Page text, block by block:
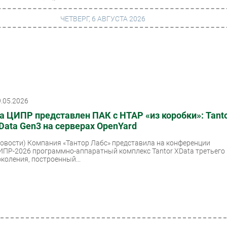
Инновации
CIO/Управление ИТ
Гаджеты
ЧЕТВЕРГ, 6 АВГУСТА 2026
ЦИПР представлен ПАК с HTAP «из коробки»:
Gen3 на серверах OpenYard
Компания «Тантор Лабс» представила на конференции
2026 программно-аппаратный комплекс Tantor XData третьего
построенный...